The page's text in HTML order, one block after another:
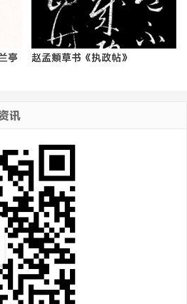
亭
赵孟頫草书《执政帖》
讯